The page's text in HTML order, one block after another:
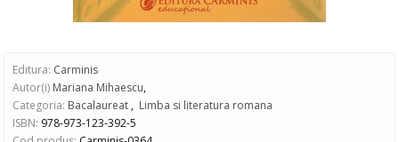
Editura: Carminis
Autor(i) Mariana Mihaescu,
Categoria: Bacalaureat , Limba si literatura romana
ISBN: 978-973-123-392-5